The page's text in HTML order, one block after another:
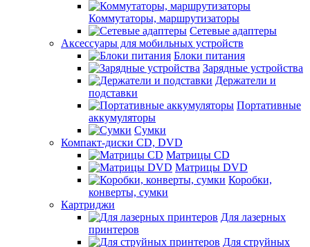
Коммутаторы, маршрутизаторы
Сетевые адаптеры
Аксессуары для мобильных устройств
Блоки питания
Зарядные устройства
Держатели и
подставки
Портативные
аккумуляторы
Сумки
Компакт-диски CD, DVD
Матрицы CD
Матрицы DVD
Коробки,
конверты, сумки
Картриджи
Для лазерных
принтеров
Для струйных